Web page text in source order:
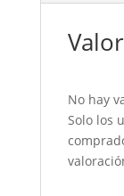
No hay
Solo los